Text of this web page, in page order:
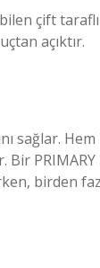
çift
açıktır.
sağlar. Hem
birden